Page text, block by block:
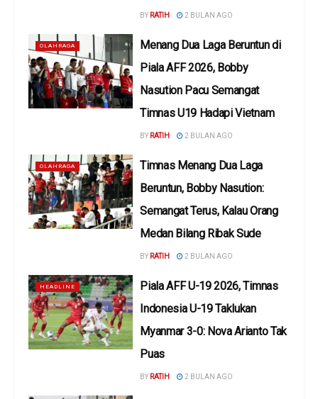
BY RATIH 2 BULAN AGO
OLAHRAGA
Menang Dua Laga Beruntun di
Piala AFF 2026, Bobby
Nasution Pacu Semangat
Timnas U19 Hadapi Vietnam
BY RATIH 2 BULAN AGO
OLAHRAGA
Timnas Menang Dua Laga
Beruntun, Bobby Nasution:
Semangat Terus, Kalau Orang
Medan Bilang Ribak Sude
BY RATIH 2 BULAN AGO
HEADLINE
Piala AFF U-19 2026, Timnas
Indonesia U-19 Taklukan
Myanmar 3-0: Nova Arianto Tak
Puas
BY RATIH 2 BULAN AGO